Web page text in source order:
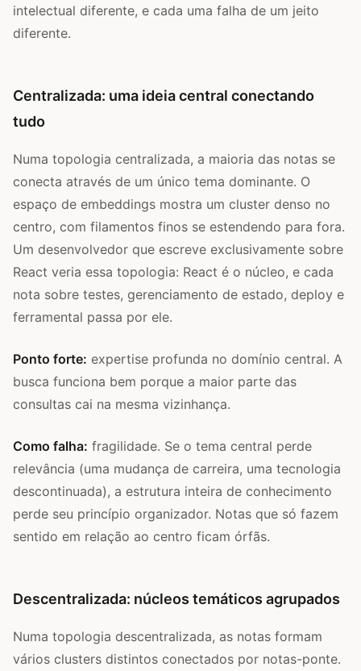
intelectual diferente, e cada uma falha de um jeito
diferente.
Centralizada: uma ideia central conectando
tudo
Numa topologia centralizada, a maioria das notas se
conecta através de um único tema dominante. O
espaço de embeddings mostra um cluster denso no
centro, com filamentos finos se estendendo para fora.
Um desenvolvedor que escreve exclusivamente sobre
React veria essa topologia: React é o núcleo, e cada
nota sobre testes, gerenciamento de estado, deploy e
ferramental passa por ele.
Ponto forte: expertise profunda no domínio central. A
busca funciona bem porque a maior parte das
consultas cai na mesma vizinhança.
Como falha: fragilidade. Se o tema central perde
relevância (uma mudança de carreira, uma tecnologia
descontinuada), a estrutura inteira de conhecimento
perde seu princípio organizador. Notas que só fazem
sentido em relação ao centro ficam órfãs.
Descentralizada: núcleos temáticos agrupados
Numa topologia descentralizada, as notas formam
vários clusters distintos conectados por notas-ponte.